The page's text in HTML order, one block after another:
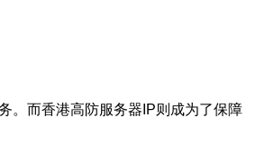
。而香港高防服务器IP则成为了保障